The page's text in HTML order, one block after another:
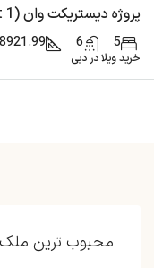
پروژه دیستریکت وان (Al Meydan District 1)
5
6
8921.99
خرید ویلا در دبی
محبوب ترین